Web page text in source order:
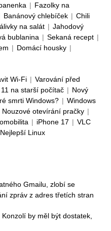
| Fazolky na
Banánový chlebíček | Chili
na salát | Jahodový
bublanina | Sekaná recept |
| Domácí housky |
Wi-Fi | Varování před
na starší počítač | Nový
smrti Windows? | Windows
Nouzové otevírání pračky |
| iPhone 17 | VLC
Nejlepší Linux
Gmailu, zlobí se
zpráv z adres třetích stran
by měl být dostatek,